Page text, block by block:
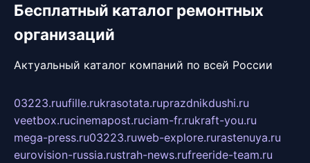
Бесплатный каталог ремонтных
организаций
Актуальный каталог компаний по всей России
03223.ruufille.rukrasotata.ruprazdnikdushi.ru
veetbox.rucinemapost.ruciam-fr.rukraft-you.ru
mega-press.ru03223.ruweb-explore.rurastenuya.ru
eurovision-russia.rustrah-news.rufreeride-team.ru